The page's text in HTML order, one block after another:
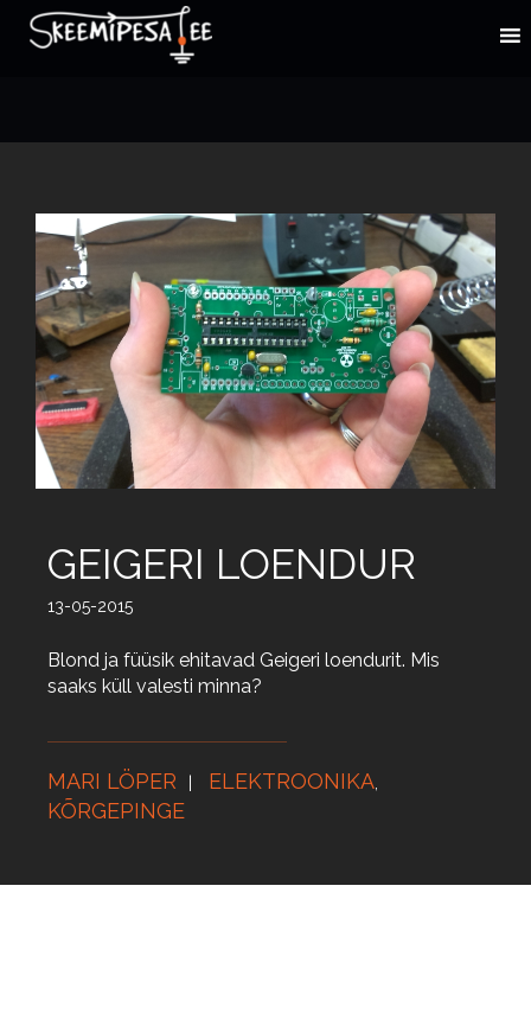
GEIGERI LOENDUR
13-05-2015
Blond ja füüsik ehitavad Geigeri loendurit. Mis
saaks küll valesti minna?
MARI LÖPER ELEKTROONIKA
KÕRGEPINGE